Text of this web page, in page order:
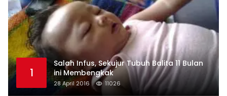
1
Salah Infus, Sekujur Tubuh Balita 11 Bulan
ini Membengkak
28 April 2016 11026